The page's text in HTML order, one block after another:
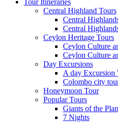
Tour Itineraries
Central Highland Tours
Central
Central
Ceylon Heritage Tours
Ceylon Culture
Ceylon Culture
Day Excursions
A day Excursion
Colombo city
Honeymoon Tour
Popular Tours
Giants of the
7 Nights